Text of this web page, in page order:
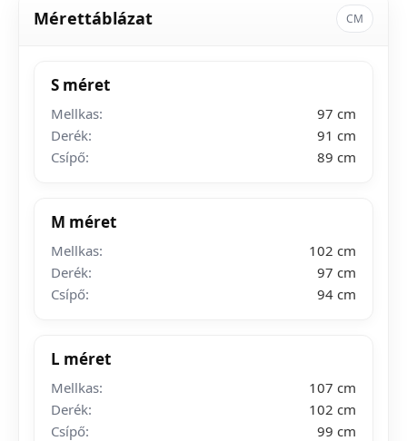
Mérettáblázat CM
S méret
Mellkas:
97 cm
Derék:
91 cm
Csípő:
89 cm
M méret
Mellkas:
102 cm
Derék:
97 cm
Csípő:
94 cm
L méret
Mellkas:
107 cm
Derék:
102 cm
Csípő:
99 cm